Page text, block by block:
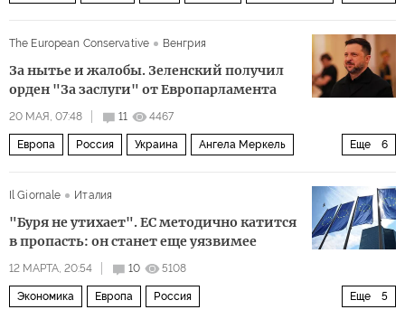
The European Conservative Венгрия
За нытье и жалобы. Зеленский получил
орден "За заслуги" от Европарламента
20 МАЯ, 07:48 11 4467
Еще 6
Европа Россия Украина Ангела Меркель
Политика
Il Giornale Италия
"Буря не утихает". ЕС методично катится
в пропасть: он станет еще уязвимее
12 МАРТА, 20:54 10 5108
Еще 5
Экономика Европа Россия